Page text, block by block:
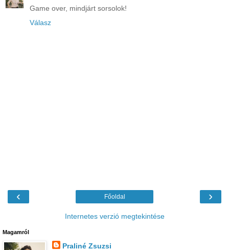
Game over, mindjárt sorsolok!
Válasz
‹ ›
Főoldal
Internetes verzió megtekintése
Magamról
Praliné Zsuzsi